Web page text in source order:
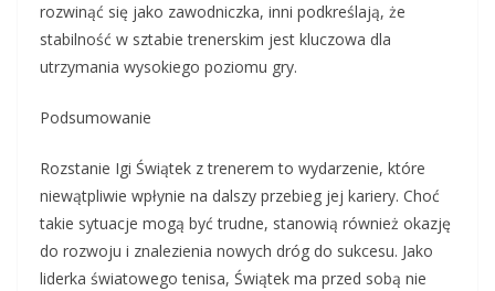
rozwinąć się jako zawodniczka, inni podkreślają, że
stabilność w sztabie trenerskim jest kluczowa dla
utrzymania wysokiego poziomu gry.
Podsumowanie
Rozstanie Igi Świątek z trenerem to wydarzenie, które
niewątpliwie wpłynie na dalszy przebieg jej kariery. Choć
takie sytuacje mogą być trudne, stanowią również okazję
do rozwoju i znalezienia nowych dróg do sukcesu. Jako
liderka światowego tenisa, Świątek ma przed sobą nie